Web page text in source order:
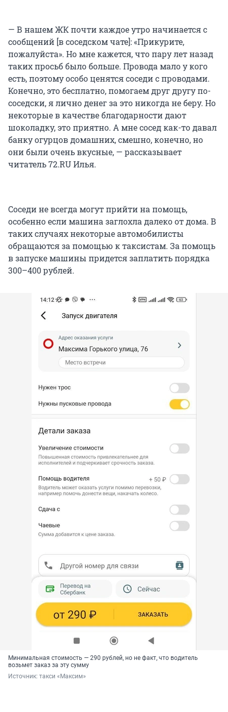
— В нашем ЖК почти каждое утро начинается с
сообщений [в соседском чате]: «Прикурите,
пожалуйста». Но мне кажется, что пару лет назад
таких просьб было больше. Провода мало у кого
есть, поэтому особо ценятся соседи с проводами.
Конечно, это бесплатно, помогаем друг другу по-
соседски, я лично денег за это никогда не беру. Но
некоторые в качестве благодарности дают
шоколадку, это приятно. А мне сосед как-то давал
банку огурцов домашних, смешно, конечно, но
они были очень вкусные, — рассказывает
читатель 72.RU Илья.
Соседи не всегда могут прийти на помощь,
особенно если машина заглохла далеко от дома. В
таких случаях некоторые автомобилисты
обращаются за помощью к таксистам. За помощь
в запуске машины придется заплатить порядка
300–400 рублей.
Минимальная стоимость — 290 рублей, но не факт, что водитель
возьмет заказ за эту сумму
Источник: такси «Максим»